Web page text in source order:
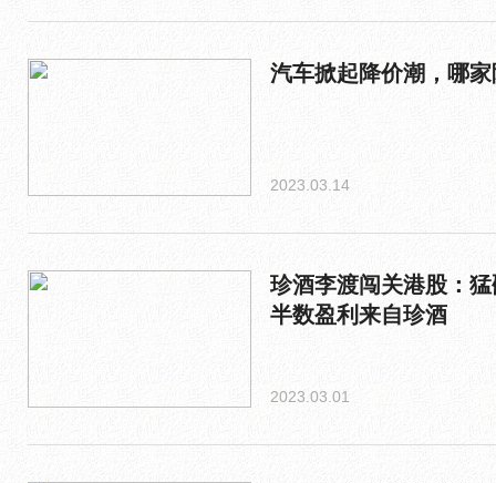
汽车掀起降价潮，哪
2023.03.14
珍酒李渡闯关港股：
半数盈利来自珍酒
2023.03.01